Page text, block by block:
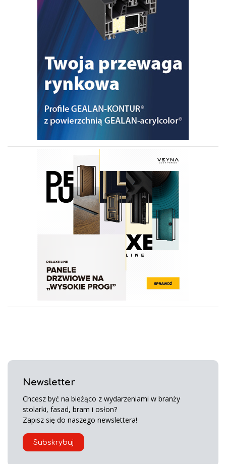
Newsletter
Chcesz być na bieżąco z wydarzeniami w branży
stolarki, fasad, bram i osłon?
Zapisz się do naszego newslettera!
Subskrybuj